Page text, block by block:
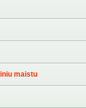
maistu